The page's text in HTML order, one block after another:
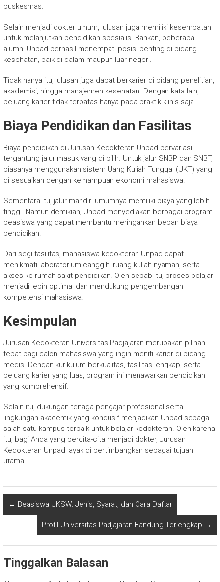
puskesmas.
Selain menjadi dokter umum, lulusan juga memiliki kesempatan
untuk melanjutkan pendidikan spesialis. Bahkan, beberapa
alumni Unpad berhasil menempati posisi penting di bidang
kesehatan, baik di dalam maupun luar negeri.
Tidak hanya itu, lulusan juga dapat berkarier di bidang penelitian,
akademisi, hingga manajemen kesehatan. Dengan kata lain,
peluang karier tidak terbatas hanya pada praktik klinis saja.
Biaya Pendidikan dan Fasilitas
Biaya pendidikan di Jurusan Kedokteran Unpad bervariasi
tergantung jalur masuk yang di pilih. Untuk jalur SNBP dan SNBT,
biasanya menggunakan sistem Uang Kuliah Tunggal (UKT) yang
di sesuaikan dengan kemampuan ekonomi mahasiswa.
Sementara itu, jalur mandiri umumnya memiliki biaya yang lebih
tinggi. Namun demikian, Unpad menyediakan berbagai program
beasiswa yang dapat membantu meringankan beban biaya
pendidikan.
Dari segi fasilitas, mahasiswa kedokteran Unpad dapat
menikmati laboratorium canggih, ruang kuliah nyaman, serta
akses ke rumah sakit pendidikan. Oleh sebab itu, proses belajar
menjadi lebih optimal dan mendukung pengembangan
kompetensi mahasiswa.
Kesimpulan
Jurusan Kedokteran Universitas Padjajaran merupakan pilihan
tepat bagi calon mahasiswa yang ingin meniti karier di bidang
medis. Dengan kurikulum berkualitas, fasilitas lengkap, serta
peluang karier yang luas, program ini menawarkan pendidikan
yang komprehensif.
Selain itu, dukungan tenaga pengajar profesional serta
lingkungan akademik yang kondusif menjadikan Unpad sebagai
salah satu kampus terbaik untuk belajar kedokteran. Oleh karena
itu, bagi Anda yang bercita-cita menjadi dokter, Jurusan
Kedokteran Unpad layak di pertimbangkan sebagai tujuan
utama.
← Beasiswa UKSW: Jenis, Syarat, dan Cara Daftar
Profil Universitas Padjajaran Bandung Terlengkap →
Tinggalkan Balasan